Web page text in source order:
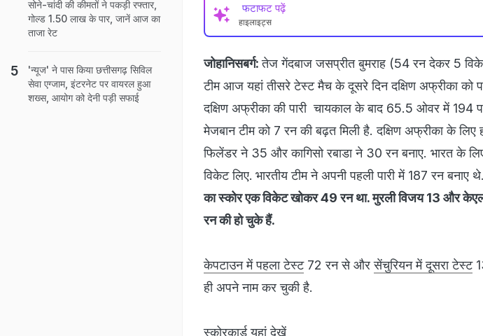
फटाफट पढ़ें
हाइलाइट्स
जोहानिसबर्ग: तेज गेंदबाज जसप्रीत बुमराह (54 रन देकर 5
टीम आज यहां तीसरे टेस्‍ट मैच के दूसरे दिन दक्षिण अफ्रीका को
दक्षिण अफ्रीका की पारी चायकाल के बाद 65.5 ओवर में 194
मेजबान टीम को 7 रन की बढ़त मिली है. दक्षिण अफ्रीका के लिए
फिलेंडर ने 35 और कागिसो रबाडा ने 30 रन बनाए. भारत के
विकेट लिए. भारतीय टीम ने अपनी पहली पारी में 187 रन बनाए
का स्‍कोर एक विकेट खोकर 49 रन था. मुरली विजय 13 और
रन की हो चुके हैं.
केपटाउन में पहला टेस्ट72 रन से औरसेंचुरियन में दूसरा टेस्ट
ही अपने नाम कर चुकी है.
स्‍कोरकार्ड यहां देखें
सोने-चांदी की कीमतों ने पकड़ी रफ्तार,
गोल्ड 1.50 लाख के पार, जानें आज का
ताजा रेट
'न्यूज' ने पास किया छत्तीसगढ़ सिविल
सेवा एग्जाम, इंटरनेट पर वायरल हुआ
शख्स, आयोग को देनी पड़ी सफाई